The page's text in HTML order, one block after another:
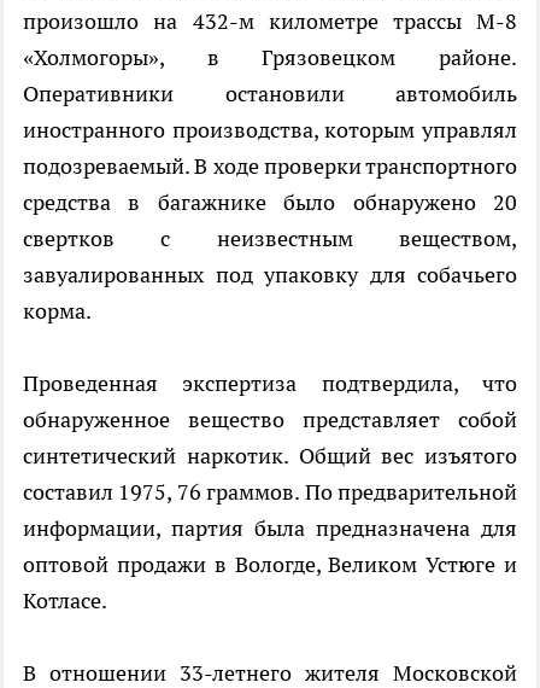
произошло на 432-м километре трассы М-8
«Холмогоры», в Грязовецком районе.
Оперативники остановили автомобиль
иностранного производства, которым управлял
подозреваемый. В ходе проверки транспортного
средства в багажнике было обнаружено 20
свертков с неизвестным веществом,
завуалированных под упаковку для собачьего
корма.
Проведенная экспертиза подтвердила, что
обнаруженное вещество представляет собой
синтетический наркотик. Общий вес изъятого
составил 1975, 76 граммов. По предварительной
информации, партия была предназначена для
оптовой продажи в Вологде, Великом Устюге и
Котласе.
В отношении 33-летнего жителя Московской